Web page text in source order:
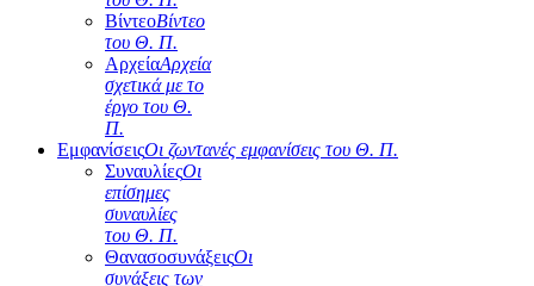
ΒίντεοΒίντεο
του Θ. Π.
ΑρχείαΑρχεία
σχετικά με το
έργο του Θ.
Π.
ΕμφανίσειςΟι ζωντανές εμφανίσεις του Θ. Π.
ΣυναυλίεςΟι
επίσημες
συναυλίες
του Θ. Π.
ΘανασοσυνάξειςΟι
συνάξεις των